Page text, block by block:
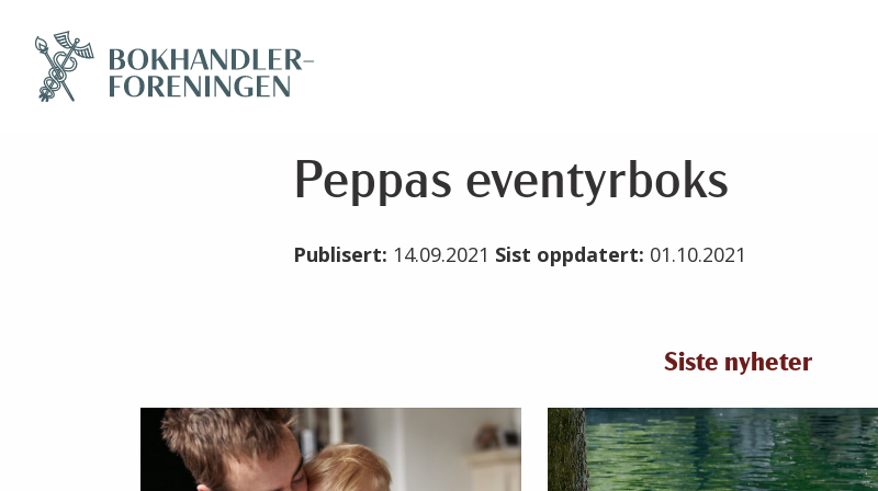
Peppas eventyrboks
Publisert: 14.09.2021 Sist oppdatert: 01.10.2021
Siste nyheter